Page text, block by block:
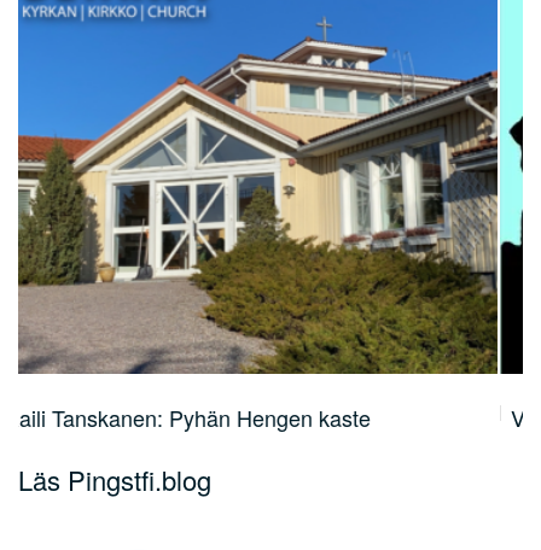
Vapaaehtois & vastuuhenkilökokous 19.5
Läs Pingstfi.blog